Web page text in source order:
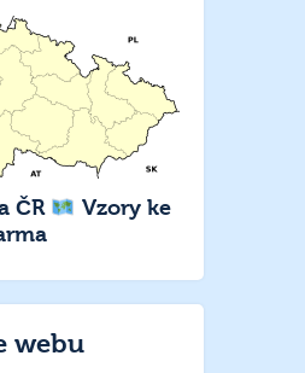
ČR
Vzory ke
webu